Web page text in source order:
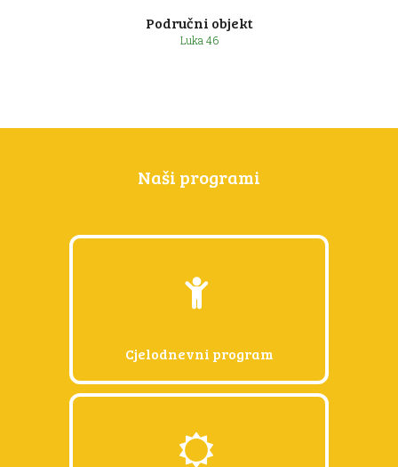
Područni objekt
Luka 46
Naši programi
Cjelodnevni program